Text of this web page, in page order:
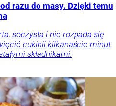
razu do masy. Dzięki temu
soczysta i nie rozpada się
cukinii kilkanaście minut
składnikami.